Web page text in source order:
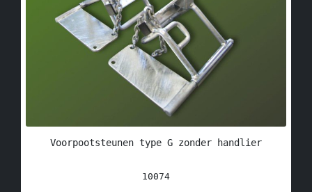
Voorpootsteunen type G zonder handlier
10074